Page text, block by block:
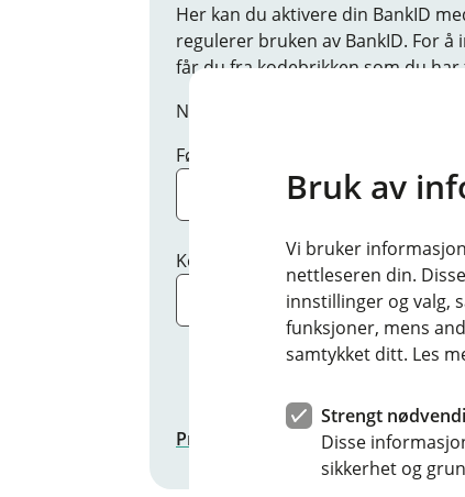
Her kan du aktivere din BankID
regulerer bruken av BankID. For
får du fra kodebrikken som du
NB: Hvis du kun skal ha BankID-
Fødselsnummer
Kode fra kodebrikke
Press here to see the page in
Bruk av
Vi bruker
nettleseren din.
innstillinger og valg,
funksjoner, mens
samtykket ditt. Les
Strengt
Disse
sikkerhet og